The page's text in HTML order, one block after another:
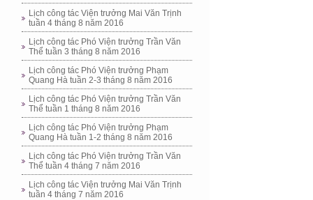
Lịch công tác Viện trưởng Mai Văn Trịnh
tuần 4 tháng 8 năm 2016
Lịch công tác Phó Viện trưởng Trần Văn
Thể tuần 3 tháng 8 năm 2016
Lịch công tác Phó Viện trưởng Phạm
Quang Hà tuần 2-3 tháng 8 năm 2016
Lịch công tác Phó Viện trưởng Trần Văn
Thể tuần 1 tháng 8 năm 2016
Lịch công tác Phó Viện trưởng Phạm
Quang Hà tuần 1-2 tháng 8 năm 2016
Lịch công tác Phó Viện trưởng Trần Văn
Thể tuần 4 tháng 7 năm 2016
Lịch công tác Viện trưởng Mai Văn Trịnh
tuần 4 tháng 7 năm 2016